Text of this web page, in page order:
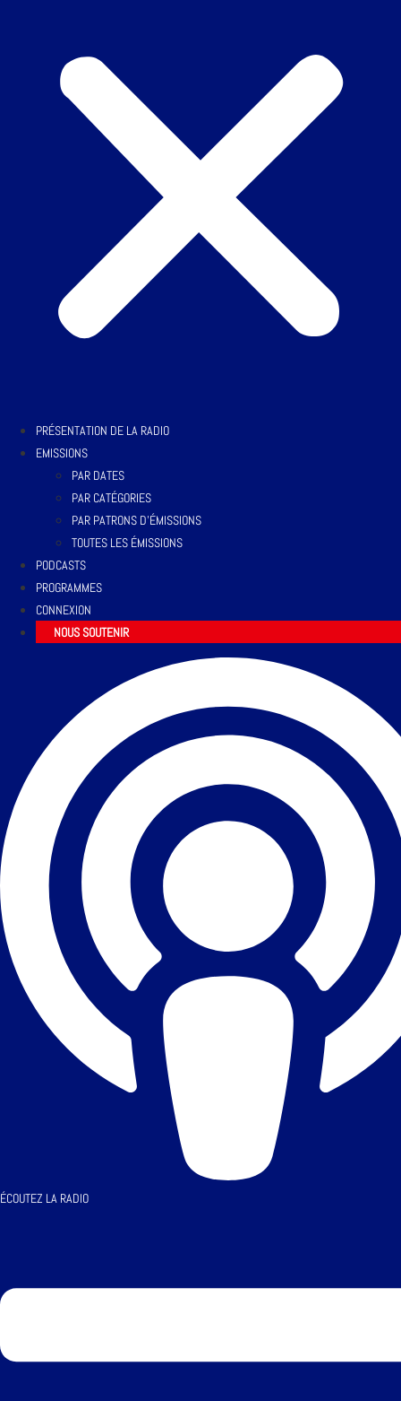
PRÉSENTATION DE LA RADIO
EMISSIONS
PAR DATES
PAR CATÉGORIES
PAR PATRONS D’ÉMISSIONS
TOUTES LES ÉMISSIONS
PODCASTS
PROGRAMMES
CONNEXION
NOUS SOUTENIR
ÉCOUTEZ LA RADIO